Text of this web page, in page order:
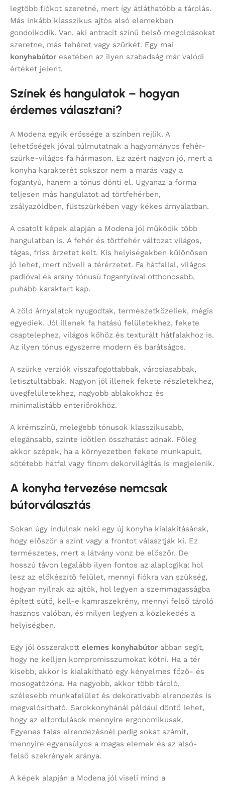
legtöbb fiókot szeretné, mert így átláthatóbb a tárolás.
Más inkább klasszikus ajtós alsó elemekben
gondolkodik. Van, aki antracit színű belső megoldásokat
szeretne, más fehéret vagy szürkét. Egy mai
konyhabútor esetében az ilyen szabadság már valódi
értéket jelent.
Színek és hangulatok – hogyan
érdemes választani?
A Modena egyik erőssége a színben rejlik. A
lehetőségek jóval túlmutatnak a hagyományos fehér-
szürke-világos fa hármason. Ez azért nagyon jó, mert a
konyha karakterét sokszor nem a marás vagy a
fogantyú, hanem a tónus dönti el. Ugyanaz a forma
teljesen más hangulatot ad törtfehérben,
zsályazöldben, füstszürkében vagy kékes árnyalatban.
A csatolt képek alapján a Modena jól működik több
hangulatban is. A fehér és törtfehér változat világos,
tágas, friss érzetet kelt. Kis helyiségekben különösen
jó lehet, mert növeli a térérzetet. Fa hátfallal, világos
padlóval és arany tónusú fogantyúval otthonosabb,
puhább karaktert kap.
A zöld árnyalatok nyugodtak, természetközeliek, mégis
egyediek. Jól illenek fa hatású felületekhez, fekete
csaptelephez, világos kőhöz és texturált hátfalakhoz is.
Az ilyen tónus egyszerre modern és barátságos.
A szürke verziók visszafogottabbak, városiasabbak,
letisztultabbak. Nagyon jól illenek fekete részletekhez,
üvegfelületekhez, nagyobb ablakokhoz és
minimalistább enteriőrökhöz.
A krémszínű, melegebb tónusok klasszikusabb,
elegánsabb, szinte időtlen összhatást adnak. Főleg
akkor szépek, ha a környezetben fekete munkapult,
sötétebb hátfal vagy finom dekorvilágítás is megjelenik.
A konyha tervezése nemcsak
bútorválasztás
Sokan úgy indulnak neki egy új konyha kialakításának,
hogy először a színt vagy a frontot választják ki. Ez
természetes, mert a látvány vonz be először. De
hosszú távon legalább ilyen fontos az alaplogika: hol
lesz az előkészítő felület, mennyi fiókra van szükség,
hogyan nyílnak az ajtók, hol legyen a szemmagasságba
épített sütő, kell-e kamraszekrény, mennyi felső tároló
hasznos valóban, és milyen legyen a közlekedés a
helyiségben.
Egy jól összerakott elemes konyhabútor abban segít,
hogy ne kelljen kompromisszumokat kötni. Ha a tér
kisebb, akkor is kialakítható egy kényelmes főző- és
mosogatózóna. Ha nagyobb, akkor több tároló,
szélesebb munkafelület és dekoratívabb elrendezés is
megvalósítható. Sarokkonyhánál például döntő lehet,
hogy az elfordulások mennyire ergonomikusak.
Egyenes falas elrendezésnél pedig sokat számít,
mennyire egyensúlyos a magas elemek és az alsó-
felső szekrények aránya.
A képek alapján a Modena jól viseli mind a